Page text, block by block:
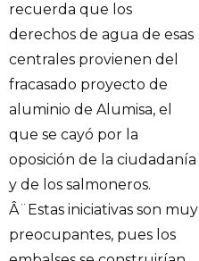
recuerda que los
derechos de agua de esas
centrales provienen del
fracasado proyecto de
aluminio de Alumisa, el
que se cayó por la
oposición de la ciudadanía
y de los salmoneros.
Â¨Estas iniciativas son muy
preocupantes, pues los